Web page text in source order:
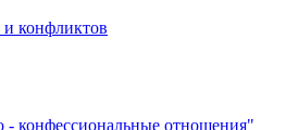
конфликтов
- конфессиональные отношения"